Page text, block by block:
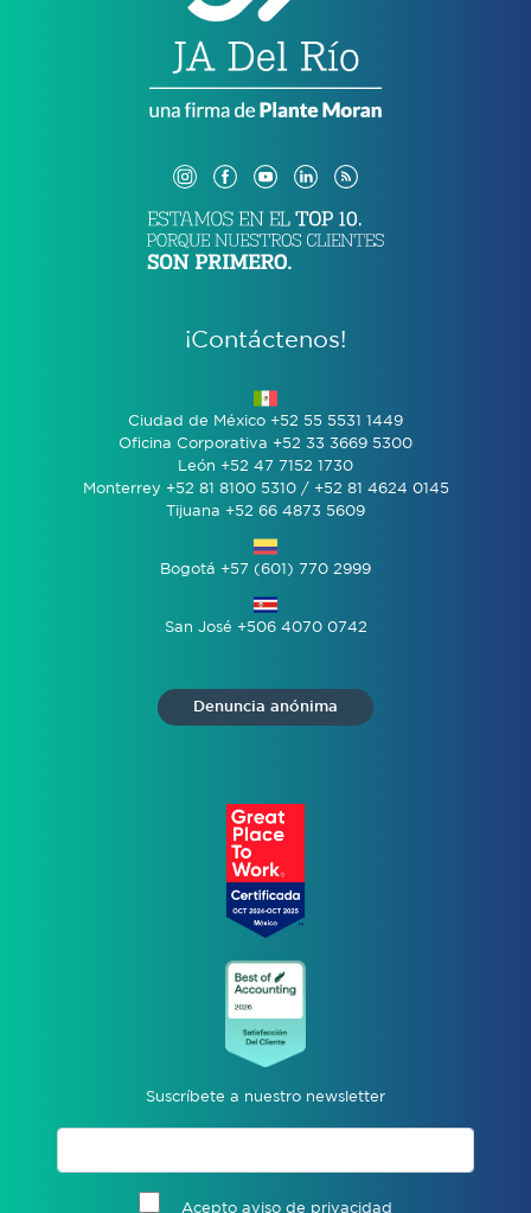
¡Contáctenos!
Ciudad de México +52 55 5531 1449
Oficina Corporativa +52 33 3669 5300
León +52 47 7152 1730
Monterrey +52 81 8100 5310 / +52 81 4624 0145
Tijuana +52 66 4873 5609
Bogotá +57 (601) 770 2999
San José +506 4070 0742
Denuncia anónima
Suscríbete a nuestro newsletter
Acepto aviso de privacidad